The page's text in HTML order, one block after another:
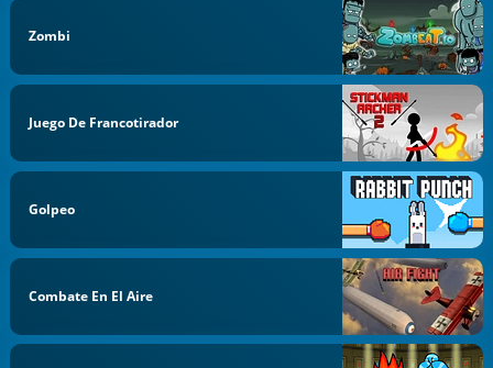
Zombi
Juego De Francotirador
Golpeo
Combate En El Aire